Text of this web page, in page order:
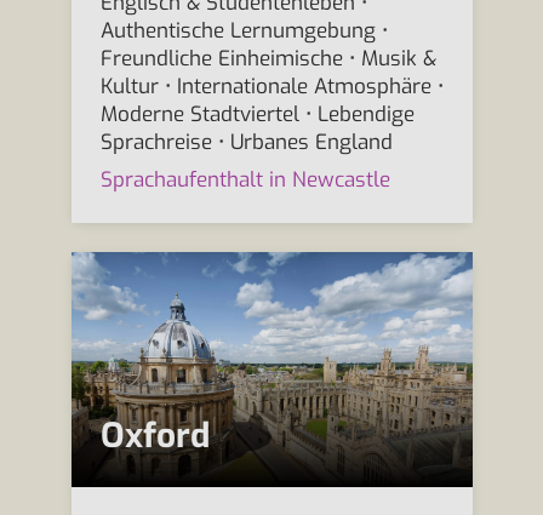
Authentische Lernumgebung •
Freundliche Einheimische • Musik &
Kultur • Internationale Atmosphäre •
Moderne Stadtviertel • Lebendige
Sprachreise • Urbanes England
Sprachaufenthalt in Newcastle
Oxford